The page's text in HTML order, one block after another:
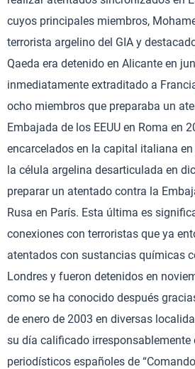
cuyos principales miembros,
terrorista argelino del GIA y
Qaeda era detenido en Alicante en
inmediatamente extraditado a
ocho miembros que preparaba un
Embajada de los EEUU en Roma en
encarcelados en la capital italiana en
la célula argelina desarticulada en
preparar un atentado contra la
Rusa en París. Esta última es
conexiones con terroristas que ya
atentados con sustancias químicas
Londres y fueron detenidos en
como se ha conocido después
de enero de 2003 en diversas
su día calificado
periodísticos españoles de